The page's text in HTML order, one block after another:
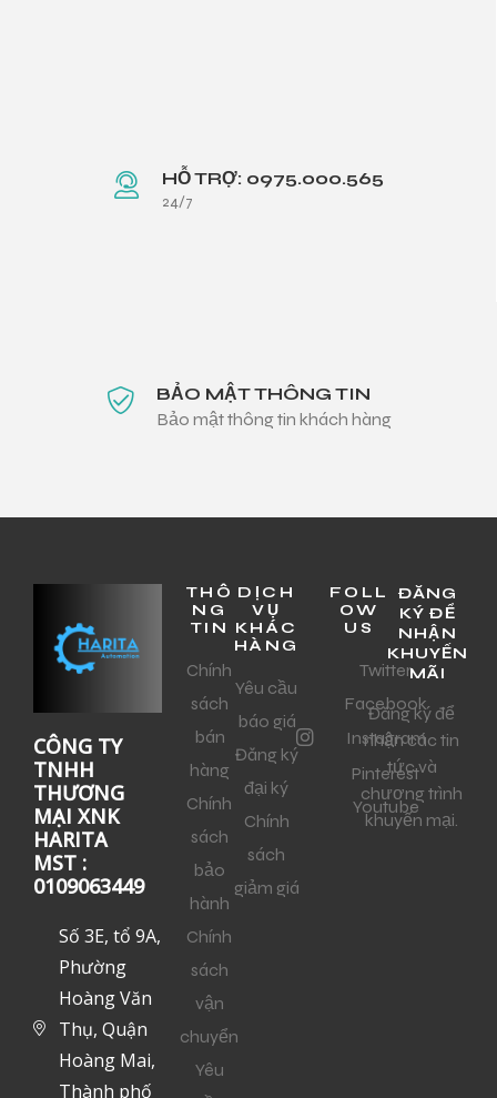
HỖ TRỢ: 0975.000.565
24/7
BẢO MẬT THÔNG TIN
Bảo mật thông tin khách hàng
CÔNG TY
TNHH
THƯƠNG
MẠI XNK
HARITA
MST :
0109063449
Số 3E, tổ 9A,
Phường
Hoàng Văn
Thụ, Quận
Hoàng Mai,
Thành phố
THÔ
NG
TIN
Chính
sách
bán
hàng
Chính
sách
bảo
hành
Chính
sách
vận
chuyển
Yêu
DỊCH
VỤ
KHÁC
HÀNG
Yêu cầu
báo giá
Đăng ký
đại ký
Chính
sách
giảm giá
FOLL
OW
US
Twitter
Facebook
Instagram
Pinterest
Youtube
ĐĂNG
KÝ ĐỂ
NHẬN
KHUYẾN
MÃI
Đăng ký để
nhận các tin
tức và
chương trình
khuyến mại.